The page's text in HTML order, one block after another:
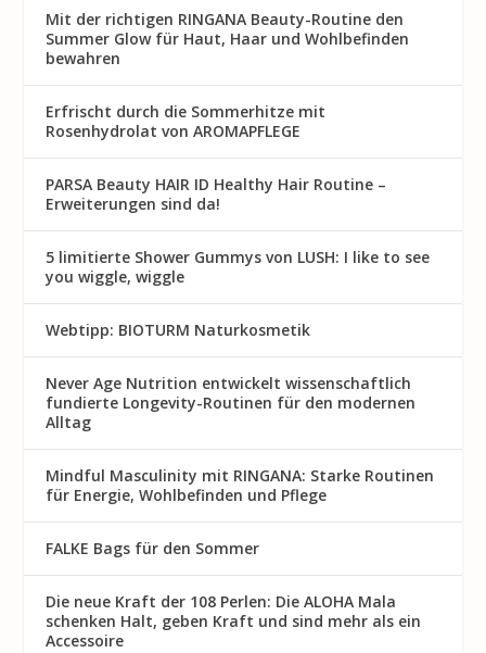
Mit der richtigen RINGANA Beauty-Routine den
Summer Glow für Haut, Haar und Wohlbefinden
bewahren
Erfrischt durch die Sommerhitze mit
Rosenhydrolat von AROMAPFLEGE
PARSA Beauty HAIR ID Healthy Hair Routine –
Erweiterungen sind da!
5 limitierte Shower Gummys von LUSH: I like to see
you wiggle, wiggle
Webtipp: BIOTURM Naturkosmetik
Never Age Nutrition entwickelt wissenschaftlich
fundierte Longevity-Routinen für den modernen
Alltag
Mindful Masculinity mit RINGANA: Starke Routinen
für Energie, Wohlbefinden und Pflege
FALKE Bags für den Sommer
Die neue Kraft der 108 Perlen: Die ALOHA Mala
schenken Halt, geben Kraft und sind mehr als ein
Accessoire